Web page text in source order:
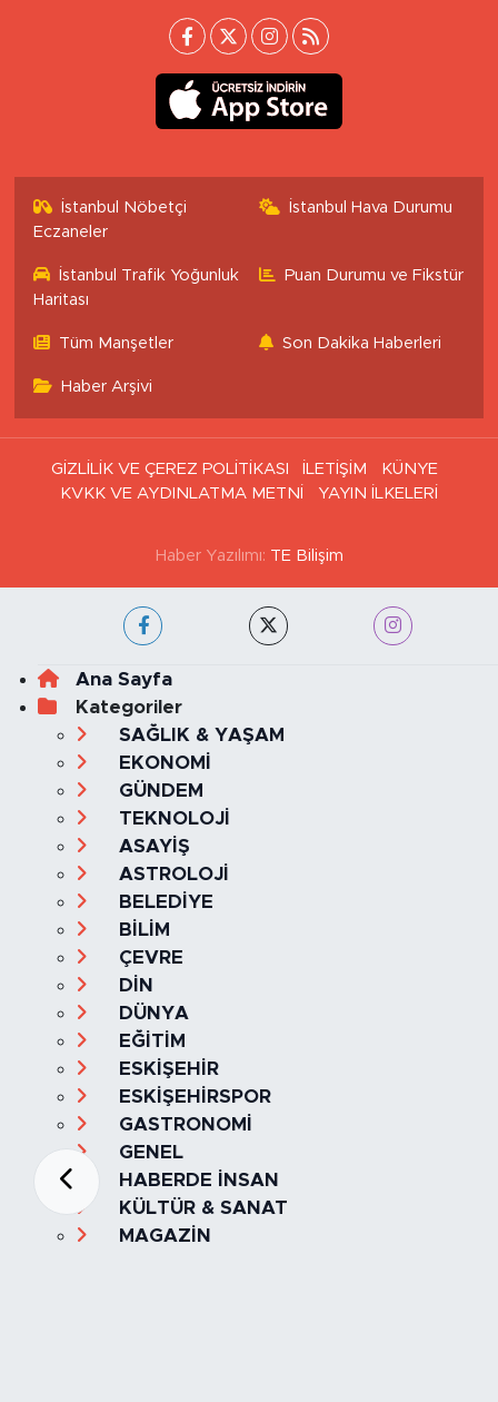
İstanbul Nöbetçi
Eczaneler
İstanbul Hava Durumu
İstanbul Trafik Yoğunluk
Haritası
Puan Durumu ve Fikstür
Tüm Manşetler Son Dakika Haberleri
Haber Arşivi
GİZLİLİK VE ÇEREZ POLİTİKASI İLETİŞİM
KÜNYE
KVKK VE AYDINLATMA METNİ
YAYIN İLKELERİ
Haber Yazılımı: TE Bilişim
Ana Sayfa
Kategoriler
SAĞLIK & YAŞAM
EKONOMİ
GÜNDEM
TEKNOLOJİ
ASAYİŞ
ASTROLOJİ
BELEDİYE
BİLİM
ÇEVRE
DİN
DÜNYA
EĞİTİM
ESKİŞEHİR
ESKİŞEHİRSPOR
GASTRONOMİ
GENEL
HABERDE İNSAN
KÜLTÜR & SANAT
MAGAZİN